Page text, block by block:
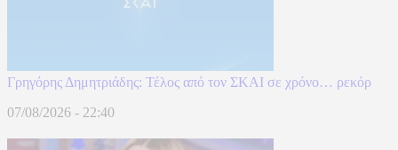
Γρηγόρης Δημητριάδης: Τέλος από τον ΣΚΑΙ σε χρόνο… ρεκόρ
07/08/2026 - 22:40